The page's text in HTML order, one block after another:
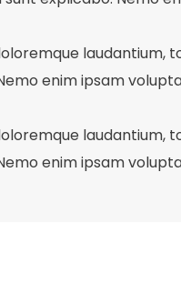
laudantium,
enim ipsam
laudantium,
enim ipsam